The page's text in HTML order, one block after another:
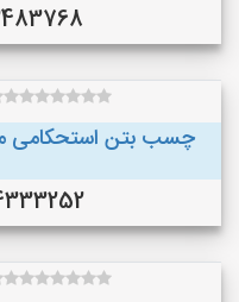
چسب بتن استحکامی